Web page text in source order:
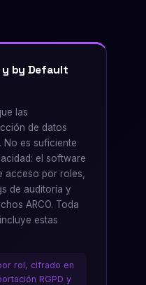
y by Default
las
de datos
No es suficiente
el software
acceso por roles,
de auditoría y
ARCO. Toda
estas
rol, cifrado en
RGPD y